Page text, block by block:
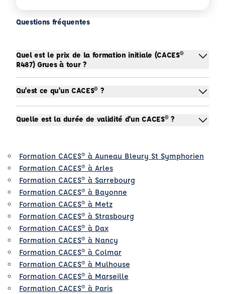
Questions fréquentes
Quel est le prix de la formation initiale (CACES®
R487) Grues à tour ?
Qu'est ce qu'un CACES® ?
Quelle est la durée de validité d'un CACES® ?
Formation CACES® à Auneau Bleury St Symphorien
Formation CACES® à Arles
Formation CACES® à Sarrebourg
Formation CACES® à Bayonne
Formation CACES® à Metz
Formation CACES® à Strasbourg
Formation CACES® à Dax
Formation CACES® à Nancy
Formation CACES® à Colmar
Formation CACES® à Mulhouse
Formation CACES® à Marseille
Formation CACES® à Paris